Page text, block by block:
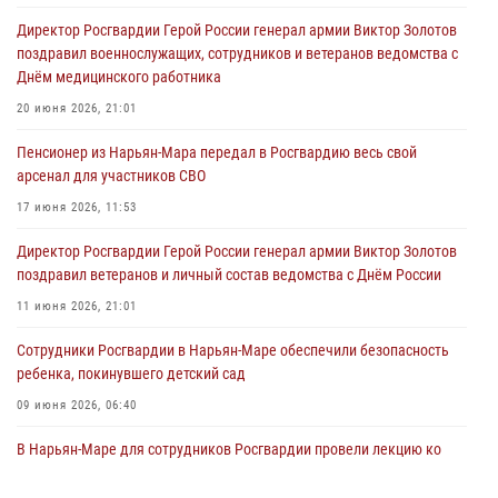
Директор Росгвардии Герой России генерал армии Виктор Золотов
поздравил военнослужащих, сотрудников и ветеранов ведомства с
Днём медицинского работника
20 июня 2026, 21:01
Пенсионер из Нарьян-Мара передал в Росгвардию весь свой
арсенал для участников СВО
17 июня 2026, 11:53
Директор Росгвардии Герой России генерал армии Виктор Золотов
поздравил ветеранов и личный состав ведомства с Днём России
11 июня 2026, 21:01
Сотрудники Росгвардии в Нарьян-Маре обеспечили безопасность
ребенка, покинувшего детский сад
09 июня 2026, 06:40
В Нарьян-Маре для сотрудников Росгвардии провели лекцию ко